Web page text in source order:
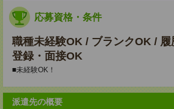
応募資格・条件
職種未経験OK / ブランクOK /
登録・面接OK
■未経験OK！
派遣先の概要